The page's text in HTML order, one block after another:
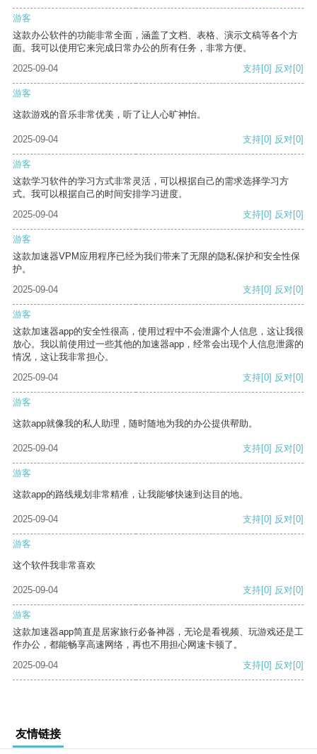
游客
这款办公软件的功能非常全面，涵盖了文档、表格、演示文稿等各个方
面。我可以使用它来完成日常办公的所有任务，非常方便。
2025-09-04
支持[0] 反对[0]
游客
这款游戏的音乐非常优美，听了让人心旷神怡。
2025-09-04 支持[0] 反对[0]
游客
这款学习软件的学习方式非常灵活，可以根据自己的需求选择学习方
式。我可以根据自己的时间安排学习进度。
2025-09-04
支持[0] 反对[0]
游客
这款加速器VPM应用程序已经为我们带来了无限的隐私保护和安全性保
护。
2025-09-04
支持[0] 反对[0]
游客
这款加速器app的安全性很高，使用过程中不会泄露个人信息，这让我很
放心。我以前使用过一些其他的加速器app，经常会出现个人信息泄露的
情况，这让我非常担心。
2025-09-04
支持[0] 反对[0]
游客
这款app就像我的私人助理，随时随地为我的办公提供帮助。
2025-09-04 支持[0] 反对[0]
游客
这款app的路线规划非常精准，让我能够快速到达目的地。
2025-09-04 支持[0] 反对[0]
游客
这个软件我非常喜欢
2025-09-04 支持[0] 反对[0]
游客
这款加速器app简直是居家旅行必备神器，无论是看视频、玩游戏还是工
作办公，都能畅享高速网络，再也不用担心网速卡顿了。
2025-09-04
支持[0] 反对[0]
友情链接